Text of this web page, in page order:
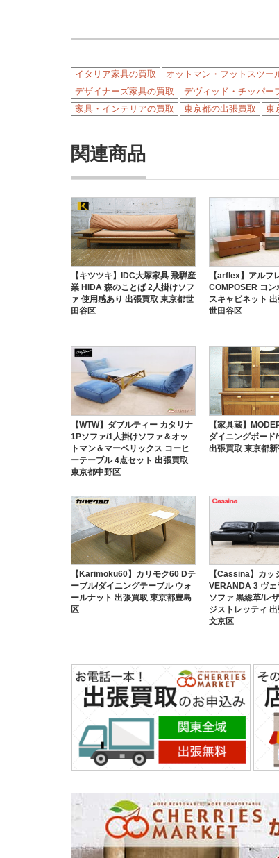
イタリア家具の買取 オットマン・フットスツー
デザイナーズ家具の買取
デヴィッド・チッパー
家具・インテリアの買取
東京都の出張買取 東
関連商品
【キツツキ】IDC大塚家具 飛騨産
業 HIDA 森のことば 2人掛けソフ
ァ 使用感あり 出張買取 東京都世
田谷区
【arflex】アルフ
COMPOSER コン
スキャビネット
世田谷区
【WTW】ダブルティー カタリナ
1Pソファ/1人掛けソファ＆オッ
トマン＆マーベリックス コーヒ
ーテーブル 4点セット 出張買取
東京都中野区
【家具蔵】
ダイニングボード
出張買取 東京都
【Karimoku60】カリモク60 Dテ
ーブル/ダイニングテーブル ウォ
ールナット 出張買取 東京都豊島
区
【Cassina】カッ
VERANDA 3 ヴェ
ソファ 黒総革/レ
ジストレッティ
文京区